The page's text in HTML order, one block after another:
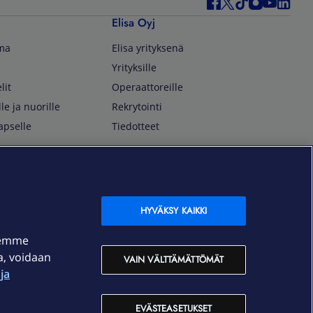
ja nuorille
Elisa Oyj
Elisa yrityksenä
Yrityksille
Operaattoreille
Rekrytointi
Tiedotteet
OmaElisa Self Service
Moving to Finland
Elisa Corporation
Kundtjänst
voidaan
EVÄSTEASETUKSET
VAIN VÄLTTÄMÄTTÖMÄT
HYVÄKSY KAIKKI